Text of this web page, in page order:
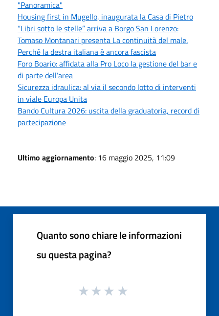
"Panoramica"
Housing first in Mugello, inaugurata la Casa di Pietro
“Libri sotto le stelle” arriva a Borgo San Lorenzo:
Tomaso Montanari presenta La continuità del male.
Perché la destra italiana è ancora fascista
Foro Boario: affidata alla Pro Loco la gestione del bar e
di parte dell’area
Sicurezza idraulica: al via il secondo lotto di interventi
in viale Europa Unita
Bando Cultura 2026: uscita della graduatoria, record di
partecipazione
Ultimo aggiornamento: 16 maggio 2025, 11:09
Quanto sono chiare le informazioni
su questa pagina?